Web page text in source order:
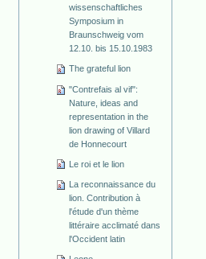
wissenschaftliches
Symposium in
Braunschweig vom
12.10. bis 15.10.1983
The grateful lion
"Contrefais al vif":
Nature, ideas and
representation in the
lion drawing of Villard
de Honnecourt
Le roi et le lion
La reconnaissance du
lion. Contribution à
l'étude d'un thème
littéraire acclimaté dans
l'Occident latin